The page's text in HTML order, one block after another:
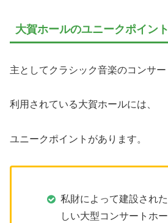
大賀ホールのユニークポイント
主としてクラシック音楽のコンサー
利用されている大賀ホールには、
ユニークポイントがあります。
私財によって建設され
しい大型コンサートホ